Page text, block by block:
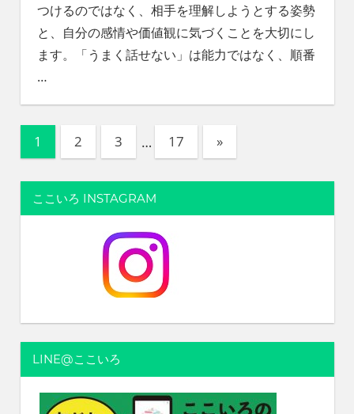
つけるのではなく、相手を理解しようとする姿勢
と、自分の感情や価値観に気づくことを大切にし
ます。「うまく話せない」は能力ではなく、順番
…
投
の
送
り
1 2 3 … 17
次
の
記
»
ここいろ INSTAGRAM
LINE@ここいろ